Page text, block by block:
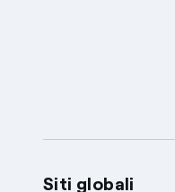
Siti globali